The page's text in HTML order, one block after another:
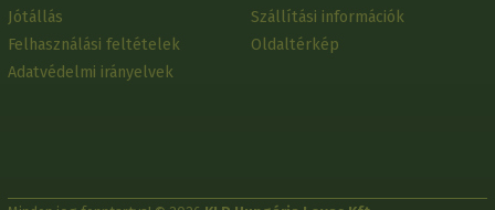
Jótállás
Felhasználási feltételek
Adatvédelmi irányelvek
Szállítási információk
Oldaltérkép